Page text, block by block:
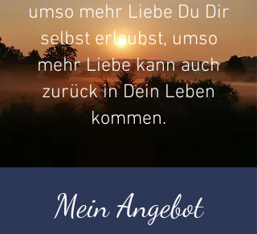
umso mehr Liebe Du Dir
selbst erlaubst, umso
mehr Liebe kann auch
zurück in Dein Leben
kommen.
Mein Angebot